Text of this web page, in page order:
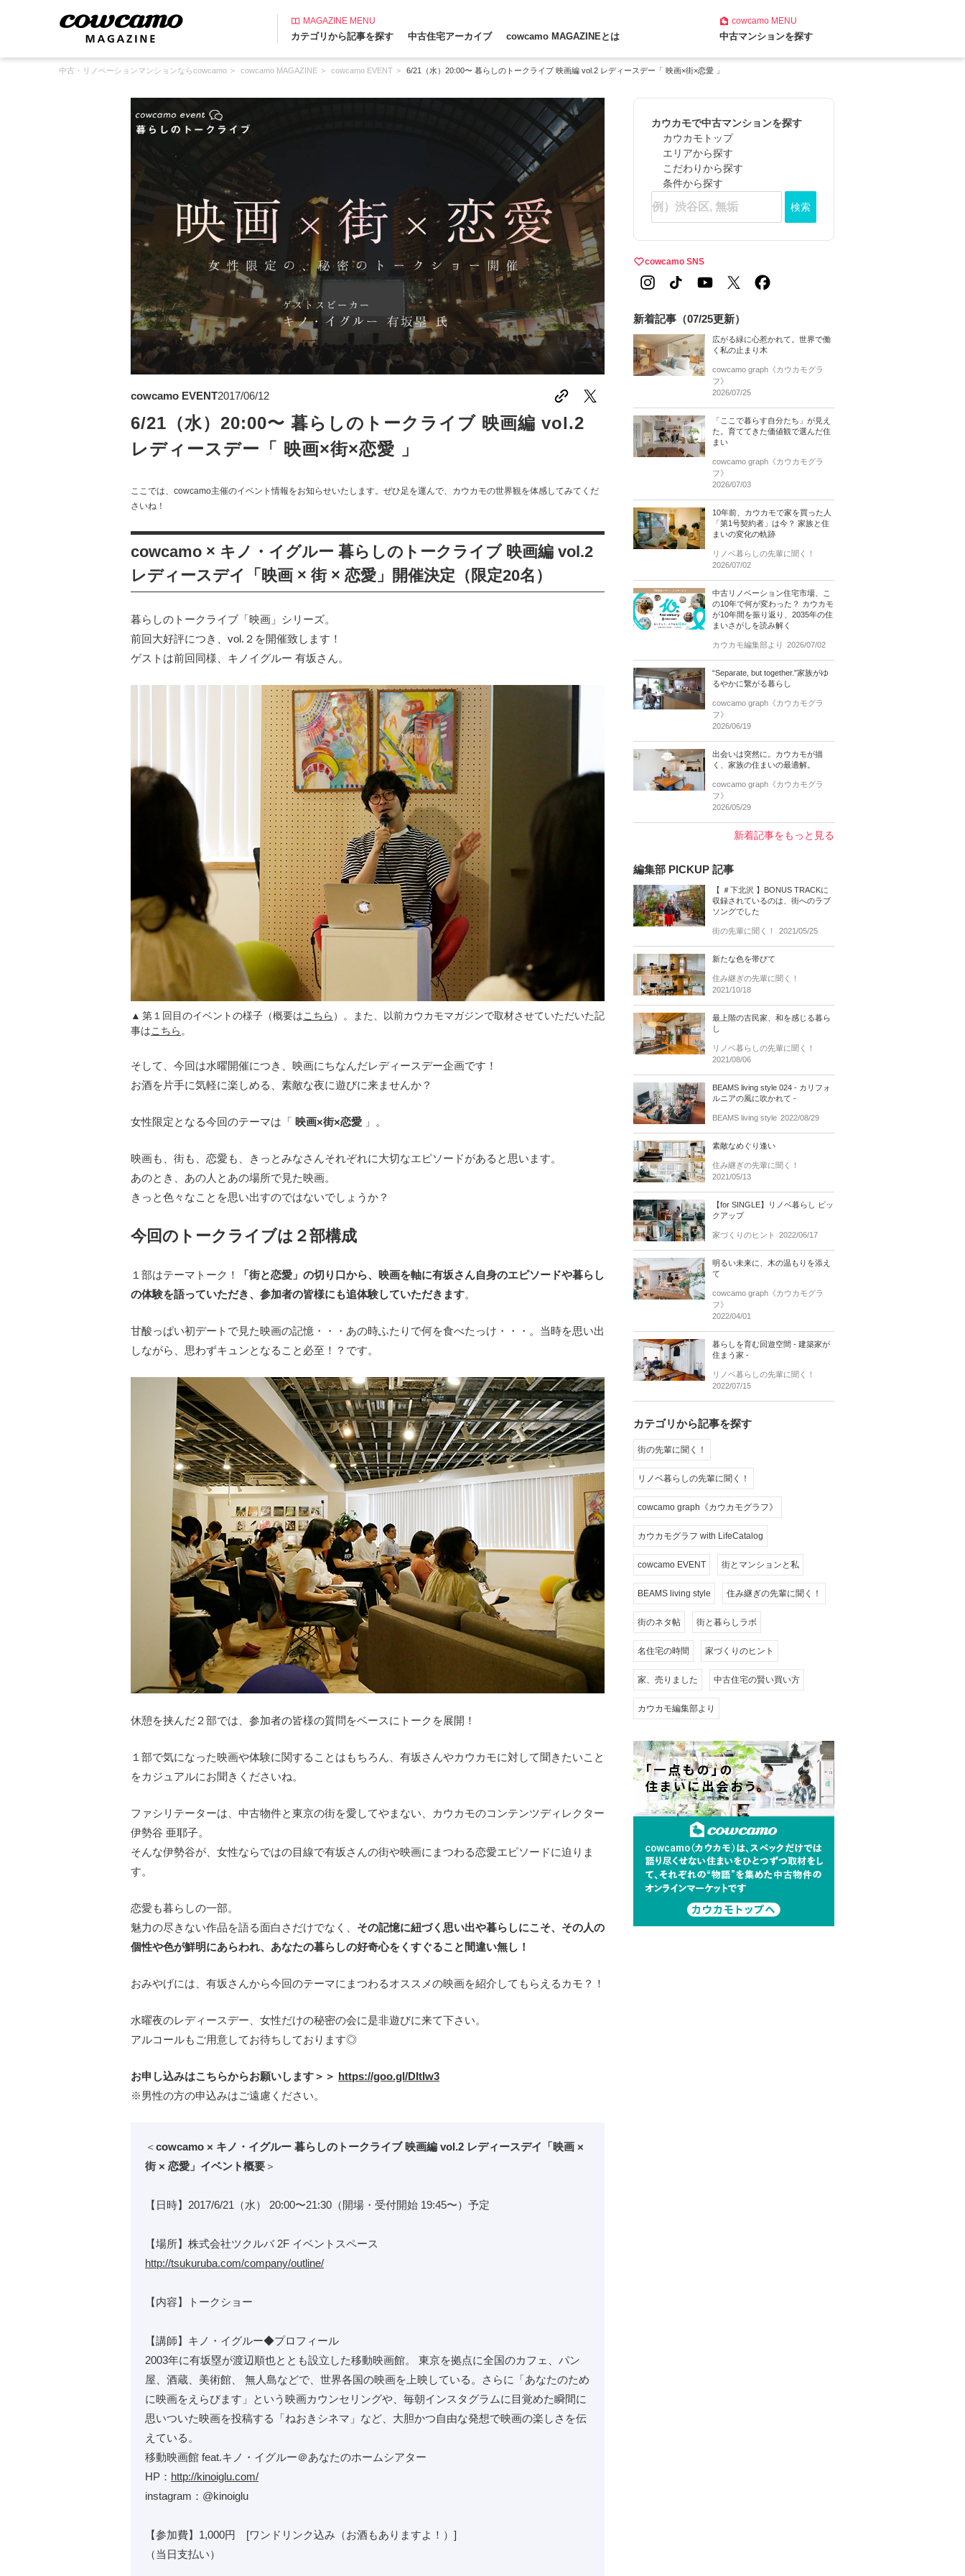
MAGAZINE MENU
カテゴリから記事を探す 中古住宅アーカイブ cowcamo MAGAZINEとは
cowcamoMENU
中古マンションを探す
中古・リノベーションマンションならcowcamo cowcamo MAGAZINE cowcamo EVENT 6/21（水）20:00〜 暮らしのトークライブ 映画編 vol.2 レディースデー「 映画×街×恋愛 」
cowcamo EVENT2017/06/12
6/21（水）20:00〜 暮らしのトークライブ 映画編 vol.2
レディースデー「 映画×街×恋愛 」
ここでは、cowcamo主催のイベント情報をお知らせいたします。ぜひ足を運んで、カウカモの世界観を体感してみてくだ
さいね！
cowcamo × キノ・イグルー 暮らしのトークライブ 映画編 vol.2
レディースデイ「映画 × 街 × 恋愛」開催決定（限定20名）
暮らしのトークライブ「映画」シリーズ。
前回大好評につき、vol.２を開催致します！
ゲストは前回同様、キノイグルー 有坂さん。
第１回目のイベントの様子（概要はこちら ）。また、以前カウカモマガジンで取材させていただいた記
事はこちら 。
そして、今回は水曜開催につき、映画にちなんだレディースデー企画です！
お酒を片手に気軽に楽しめる、素敵な夜に遊びに来ませんか？
女性限定となる今回のテーマは「 映画×街×恋愛 」。
映画も、街も、恋愛も、きっとみなさんそれぞれに大切なエピソードがあると思います。
あのとき、あの人とあの場所で見た映画。
きっと色々なことを思い出すのではないでしょうか？
今回のトークライブは２部構成
１部はテーマトーク！
「街と恋愛」の切り口から、映画を軸に有坂さん自身のエピソードや暮らし
の体験を語っていただき、参加者の皆様にも追体験していただきます。
甘酸っぱい初デートで見た映画の記憶・・・あの時ふたりで何を食べたっけ・・・。当時を思い出
しながら、思わずキュンとなること必至！？です。
休憩を挟んだ２部では、参加者の皆様の質問をベースにトークを展開！
１部で気になった映画や体験に関することはもちろん、有坂さんやカウカモに対して聞きたいこと
をカジュアルにお聞きくださいね。
ファシリテーターは、中古物件と東京の街を愛してやまない、カウカモのコンテンツディレクター
伊勢谷 亜耶子。
そんな伊勢谷が、女性ならではの目線で有坂さんの街や映画にまつわる恋愛エピソードに迫りま
す。
恋愛も暮らしの一部。
魅力の尽きない作品を語る面白さだけでなく、 その記憶に紐づく思い出や暮らしにこそ、その人の
個性や色が鮮明にあらわれ、あなたの暮らしの好奇心をくすぐること間違い無し！
おみやげには、有坂さんから今回のテーマにまつわるオススメの映画を紹介してもらえるカモ？！
水曜夜のレディースデー、女性だけの秘密の会に是非遊びに来て下さい。
アルコールもご用意してお待ちしております◎
お申し込みはこちらからお願いします＞＞ https://goo.gl/DItIw3
※男性の方の申込みはご遠慮ください。
＜cowcamo × キノ・イグルー 暮らしのトークライブ 映画編 vol.2 レディースデイ「映画 ×
街 × 恋愛」イベント概要＞
【日時】2017/6/21（水） 20:00〜21:30（開場・受付開始 19:45〜）予定
【場所】株式会社ツクルバ 2F イベントスペース
http://tsukuruba.com/company/outline/
【内容】トークショー
【講師】キノ・イグルー◆プロフィール
2003年に有坂塁が渡辺順也ととも設立した移動映画館。 東京を拠点に全国のカフェ、パン
屋、酒蔵、美術館、 無人島などで、世界各国の映画を上映している。さらに「あなたのため
に映画をえらびます」という映画カウンセリングや、毎朝インスタグラムに目覚めた瞬間に
思いついた映画を投稿する「ねおきシネマ」など、大胆かつ自由な発想で映画の楽しさを伝
えている。
移動映画館 feat.キノ・イグルー＠あなたのホームシアター
HP： http://kinoiglu.com/
instagram：@kinoiglu
【参加費】1,000円 [ワンドリンク込み（お酒もありますよ！）]
（当日支払い）
カウカモで中古マンションを探す
カウカモトップ
エリアから探す
こだわりから探す
条件から探す
検索
cowcamo SNS
新着記事（07/25更新）
広がる緑に心惹かれて。世界で働
く私の止まり木
cowcamo graph《カウカモグラ
フ》
2026/07/25
「ここで暮らす自分たち」が見え
た。育ててきた価値観で選んだ住
まい
cowcamo graph《カウカモグラ
フ》
2026/07/03
10年前、カウカモで家を買った人
「第1号契約者」は今？ 家族と住
まいの変化の軌跡
リノベ暮らしの先輩に聞く！
2026/07/02
中古リノベーション住宅市場、こ
の10年で何が変わった？ カウカモ
が10年間を振り返り、2035年の住
まいさがしを読み解く
カウカモ編集部より 2026/07/02
“Separate, but together.”家族がゆ
るやかに繋がる暮らし
cowcamo graph《カウカモグラ
フ》
2026/06/19
出会いは突然に。カウカモが描
く、家族の住まいの最適解。
cowcamo graph《カウカモグラ
フ》
2026/05/29
新着記事をもっと見る
編集部 PICKUP 記事
【 ＃下北沢 】BONUS TRACKに
収録されているのは、街へのラブ
ソングでした
街の先輩に聞く！ 2021/05/25
新たな色を帯びて
住み継ぎの先輩に聞く！
2021/10/18
最上階の古民家、和を感じる暮ら
し
リノベ暮らしの先輩に聞く！
2021/08/06
BEAMS living style 024 - カリフォ
ルニアの風に吹かれて -
BEAMS living style 2022/08/29
素敵なめぐり逢い
住み継ぎの先輩に聞く！
2021/05/13
【for SINGLE】リノベ暮らし ピッ
クアップ
家づくりのヒント 2022/06/17
明るい未来に、木の温もりを添え
て
cowcamo graph《カウカモグラ
フ》
2022/04/01
暮らしを育む回遊空間 - 建築家が
住まう家 -
リノベ暮らしの先輩に聞く！
2022/07/15
カテゴリから記事を探す
街の先輩に聞く！
リノベ暮らしの先輩に聞く！
cowcamo graph《カウカモグラフ》
カウカモグラフ with LifeCatalog
cowcamo EVENT 街とマンションと私
BEAMS living style 住み継ぎの先輩に聞く！
街のネタ帖 街と暮らしラボ
名住宅の時間 家づくりのヒント
家、売りました 中古住宅の賢い買い方
カウカモ編集部より